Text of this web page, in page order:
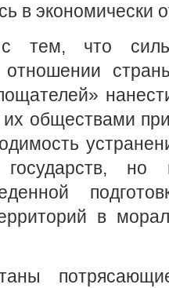
в экономически
с тем, что
отношении
обществами
государств, но
в